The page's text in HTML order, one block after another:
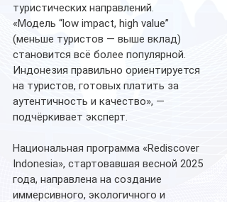
туристических направлений.
«Модель “low impact, high value”
(меньше туристов — выше вклад)
становится всё более популярной.
Индонезия правильно ориентируется
на туристов, готовых платить за
аутентичность и качество», —
подчёркивает эксперт.
Национальная программа «Rediscover
Indonesia», стартовавшая весной 2025
года, направлена на создание
иммерсивного, экологичного и